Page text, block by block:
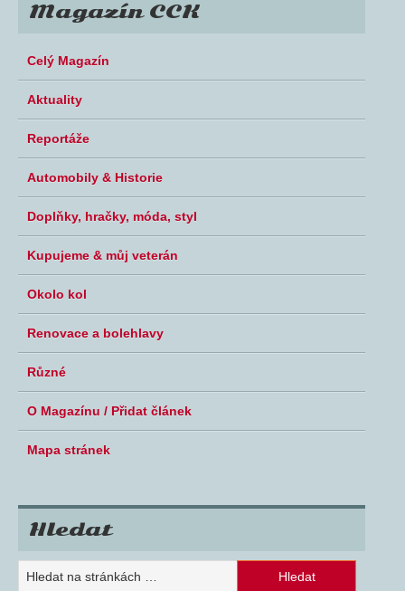
Magazín CCK
Celý Magazín
Aktuality
Reportáže
Automobily & Historie
Doplňky, hračky, móda, styl
Kupujeme & můj veterán
Okolo kol
Renovace a bolehlavy
Různé
O Magazínu / Přidat článek
Mapa stránek
Hledat